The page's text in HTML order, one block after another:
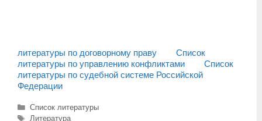
литературы по договорному праву
Список
литературы по управлению конфликтами
Список
литературы по судебной системе Российской
Федерации
Рубрики
Список литературы
Метки
Литература